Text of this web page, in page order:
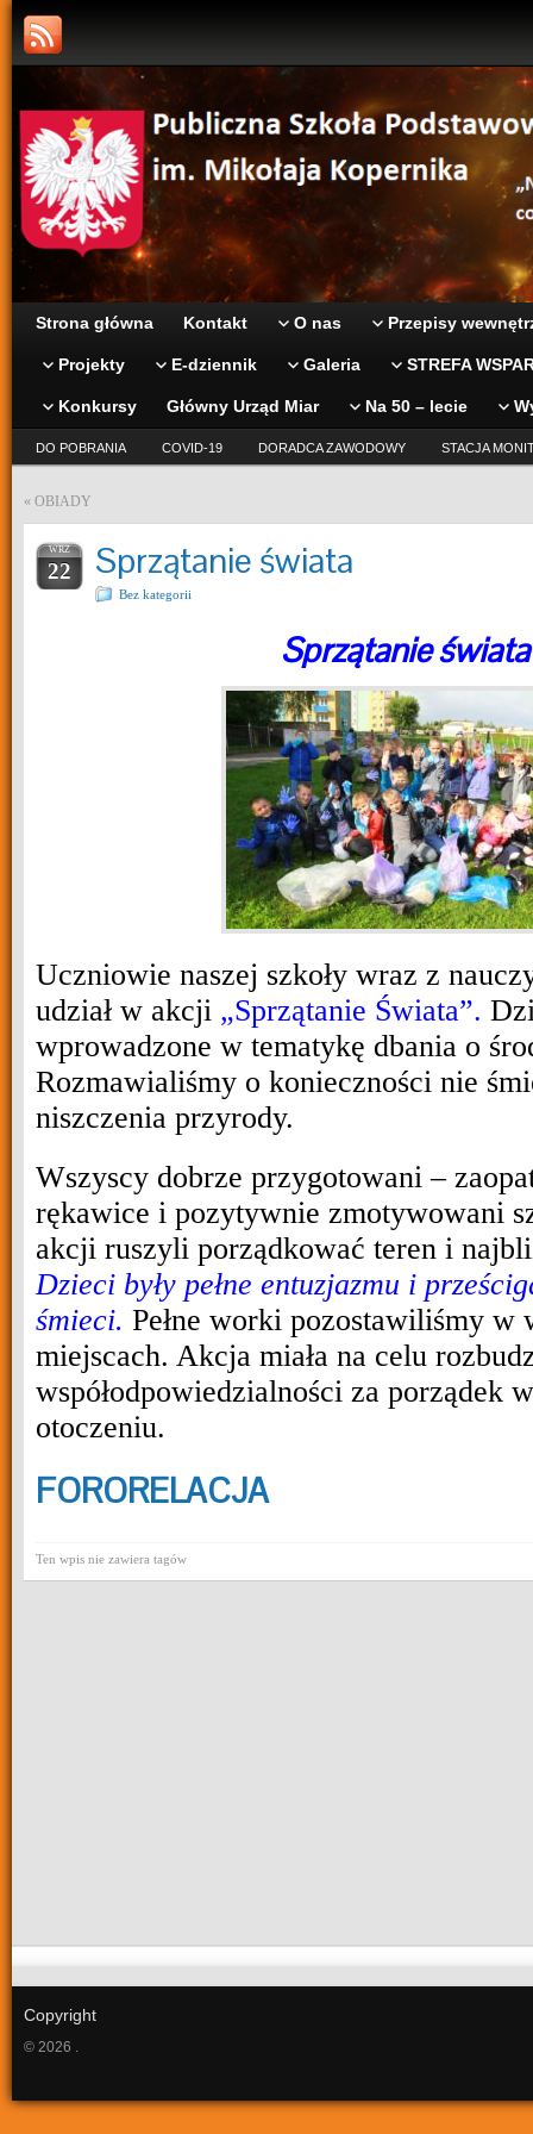
Strona główna Kontakt O nas Przepisy
Projekty E-dziennik Galeria STREFA
Konkursy Główny Urząd Miar Na 50 – lecie
DO POBRANIA COVID-19 DORADCA ZAWODOWY STACJA
« OBIADY
WRZ
22 Sprzątanie świata
Bez kategorii
Sprzątanie świata
Uczniowie naszej szkoły wraz z
udział w akcji „Sprzątanie Świata”.
wprowadzone w tematykę dbania o
Rozmawialiśmy o konieczności nie
niszczenia przyrody.
Wszyscy dobrze przygotowani –
rękawice i pozytywnie zmotywowani
akcji ruszyli porządkować teren i
Dzieci były pełne entuzjazmu i
śmieci. Pełne worki pozostawiliśmy w
miejscach. Akcja miała na celu
współodpowiedzialności za porządek
otoczeniu.
FORORELACJA
Ten wpis nie zawiera tagów
Copyright
© 2026 .